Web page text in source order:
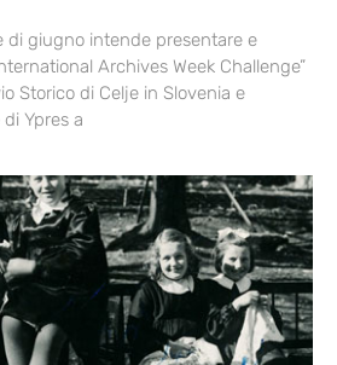
di giugno intende presentare e
Archives Week Challenge”
Storico di Celje in Slovenia e
Ypres a